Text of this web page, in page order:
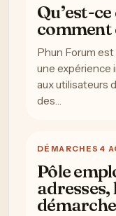
Qu’est-
comment
Phun Forum
une expérience
aux utilisateurs
des…
DÉMARCHES 4
Pôle